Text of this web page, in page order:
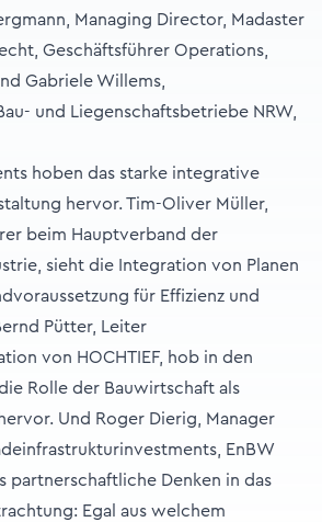
Managing Director, Madaster
Geschäftsführer Operations,
Gabriele Willems,
und Liegenschaftsbetriebe NRW,
hoben das starke integrative
hervor. Tim-Oliver Müller,
beim Hauptverband der
sieht die Integration von Planen
für Effizienz und
Pütter, Leiter
von HOCHTIEF, hob in den
Rolle der Bauwirtschaft als
Und Roger Dierig, Manager
EnBW
partnerschaftliche Denken in das
Egal aus welchem